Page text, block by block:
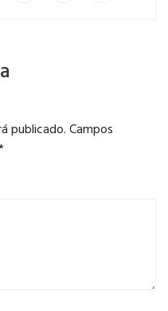
publicado.Campos